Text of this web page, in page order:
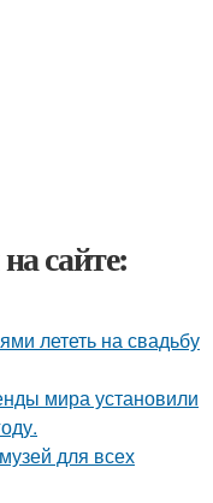
сайте:
лететь на свадьбу
мира установили
для всех